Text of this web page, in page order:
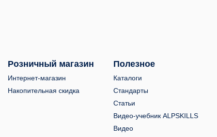
Розничный магазин
Интернет-магазин
Накопительная скидка
Полезное
Каталоги
Стандарты
Статьи
Видео-учебник ALPSKILLS
Видео